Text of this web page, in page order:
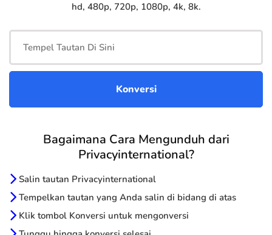
hd, 480p, 720p, 1080p, 4k, 8k.
Bagaimana Cara Mengunduh dari
Privacyinternational?
Salin tautan Privacyinternational
Tempelkan tautan yang Anda salin di bidang di atas
Klik tombol Konversi untuk mengonversi